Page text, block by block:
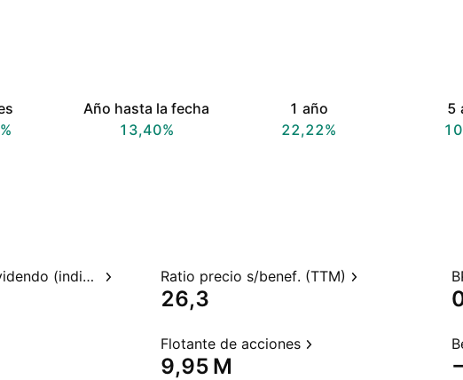
Año hasta la fecha
13,40%
1 año
22,22%
5
Rendimiento del dividendo (indicado) Ratio precio s/benef. (TTM)
26,3
Flotante de acciones
‪9,95 M‬